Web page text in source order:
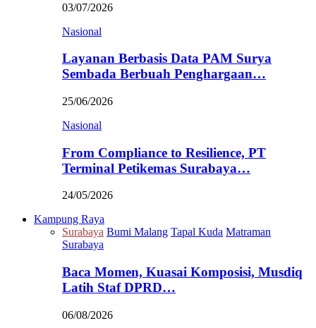
03/07/2026
Nasional
Layanan Berbasis Data PAM Surya
Sembada Berbuah Penghargaan…
25/06/2026
Nasional
From Compliance to Resilience, PT
Terminal Petikemas Surabaya…
24/05/2026
Kampung Raya
Surabaya Bumi Malang Tapal Kuda Matraman
Surabaya
Baca Momen, Kuasai Komposisi, Musdiq
Latih Staf DPRD…
06/08/2026